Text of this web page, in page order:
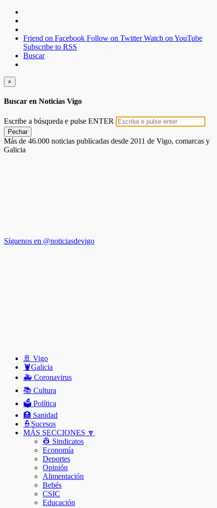
Friend on Facebook Follow on Twitter Watch on YouTube
Subscribe to RSS
Buscar
×
Buscar en Noticias Vigo
Escribe a búsqueda e pulse ENTER
Pechar
Más de 46.000 noticias publicadas desde 2011 de Vigo, comarcas y
Galicia
Síguenos en @noticiasdevigo
🚢 Vigo
🦞️Galicia
🚑 Coronavirus
📚 Cultura
🗳️ Política
🏥 Sanidad
👮Sucesos
MÁS SECCIONES 🔽
👷 Sindicatos
Economía
Deportes
Opinión
Alimentación
Bebés
CSIC
Educación